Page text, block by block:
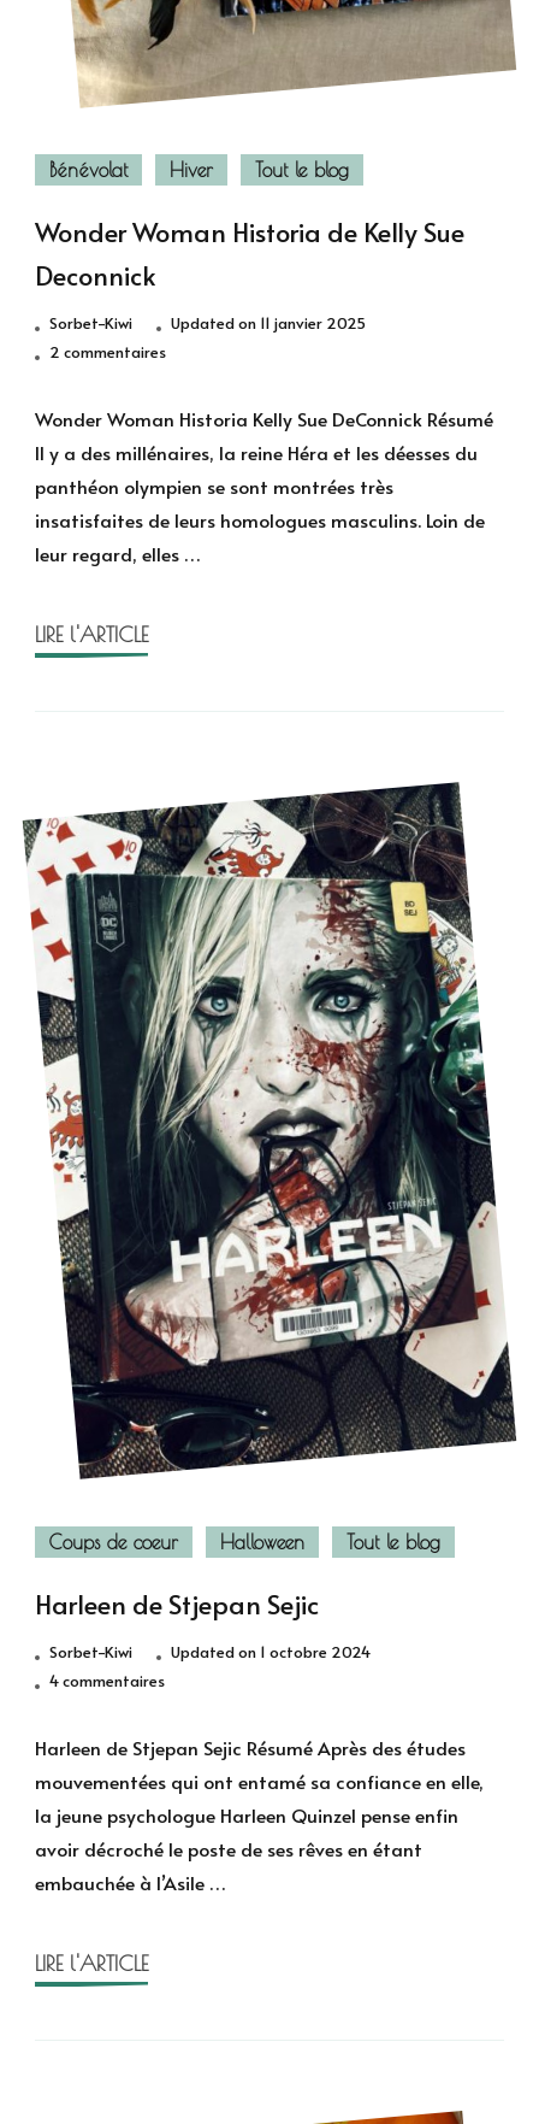
Bénévolat Hiver Tout le blog
Wonder Woman Historia de Kelly Sue
Deconnick
Sorbet-Kiwi Updated on 11 janvier 2025
2 commentairessur
Woman
de
Kelly
Sue
Deconnick
Wonder Woman Historia Kelly Sue DeConnick Résumé
Il y a des millénaires, la reine Héra et les déesses du
panthéon olympien se sont montrées très
insatisfaites de leurs homologues masculins. Loin de
leur regard, elles …
LIRE l'ARTICLE
Coups de coeur Halloween Tout le blog
Harleen de Stjepan Sejic
Sorbet-Kiwi Updated on 1 octobre 2024
4 commentairessur
Stjepan
Sejic
Harleen de Stjepan Sejic Résumé Après des études
mouvementées qui ont entamé sa confiance en elle,
la jeune psychologue Harleen Quinzel pense enfin
avoir décroché le poste de ses rêves en étant
embauchée à l’Asile …
LIRE l'ARTICLE